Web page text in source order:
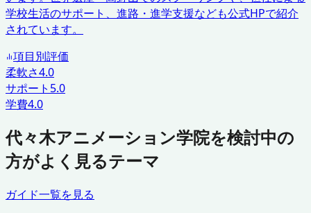
学校生活のサポート、進路・進学支援なども公式HPで紹介
されています。
項目別評価
柔軟さ4.0
サポート 5.0
学費4.0
代々木アニメーション学院を検討中の
方がよく見るテーマ
ガイド一覧を見る